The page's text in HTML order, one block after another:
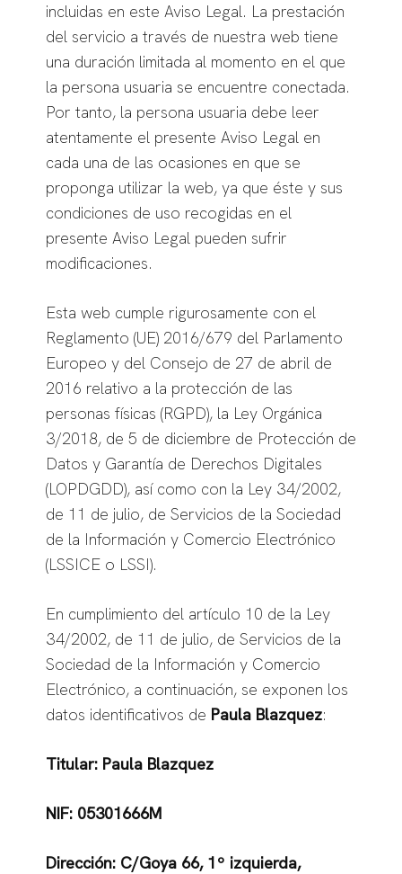
incluidas en este Aviso Legal. La prestación
del servicio a través de nuestra web tiene
una duración limitada al momento en el que
la persona usuaria se encuentre conectada.
Por tanto, la persona usuaria debe leer
atentamente el presente Aviso Legal en
cada una de las ocasiones en que se
proponga utilizar la web, ya que éste y sus
condiciones de uso recogidas en el
presente Aviso Legal pueden sufrir
modificaciones.
Esta web cumple rigurosamente con el
Reglamento (UE) 2016/679 del Parlamento
Europeo y del Consejo de 27 de abril de
2016 relativo a la protección de las
personas físicas (RGPD), la Ley Orgánica
3/2018, de 5 de diciembre de Protección de
Datos y Garantía de Derechos Digitales
(LOPDGDD), así como con la Ley 34/2002,
de 11 de julio, de Servicios de la Sociedad
de la Información y Comercio Electrónico
(LSSICE o LSSI).
En cumplimiento del artículo 10 de la Ley
34/2002, de 11 de julio, de Servicios de la
Sociedad de la Información y Comercio
Electrónico, a continuación, se exponen los
datos identificativos de Paula Blazquez:
Titular: Paula Blazquez
NIF: 05301666M
Dirección: C/Goya 66, 1º izquierda,